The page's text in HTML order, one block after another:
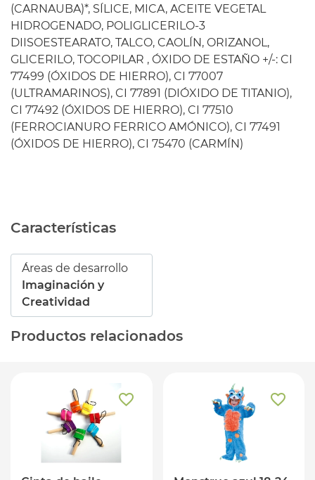
(CARNAUBA)*, SÍLICE, MICA, ACEITE VEGETAL
HIDROGENADO, POLIGLICERILO-3
DIISOESTEARATO, TALCO, CAOLÍN, ORIZANOL,
GLICERILO, TOCOPILAR , ÓXIDO DE ESTAÑO +/-: CI
77499 (ÓXIDOS DE HIERRO), CI 77007
(ULTRAMARINOS), CI 77891 (DIÓXIDO DE TITANIO),
CI 77492 (ÓXIDOS DE HIERRO), CI 77510
(FERROCIANURO FERRICO AMÓNICO), CI 77491
(ÓXIDOS DE HIERRO), CI 75470 (CARMÍN)
Características
Áreas de desarrollo
Imaginación y
Creatividad
Productos relacionados